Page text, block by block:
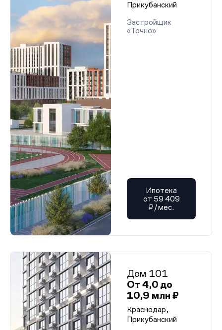
Прикубанский
Застройщик
«Точно»
Ипотека
от 59 409
₽/мес.
Дом 101
От 4,0 до
10,9 млн ₽
Краснодар,
Прикубанский